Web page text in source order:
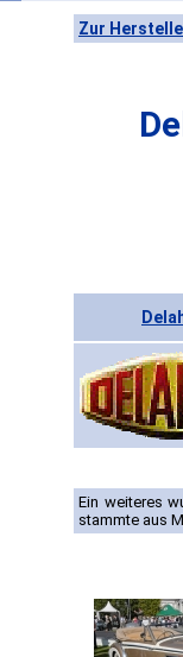
Zur
Ein weiteres
stammte aus